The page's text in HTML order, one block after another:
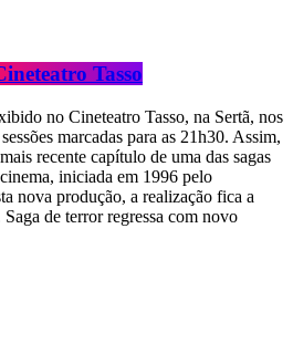
Tasso
no Cineteatro Tasso, na Sertã, nos
marcadas para as 21h30. Assim,
recente capítulo de uma das sagas
iniciada em 1996 pelo
nova produção, a realização fica a
de terror regressa com novo